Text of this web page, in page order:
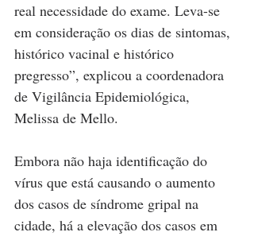
real necessidade do exame. Leva-se
em consideração os dias de sintomas,
histórico vacinal e histórico
pregresso”, explicou a coordenadora
de Vigilância Epidemiológica,
Melissa de Mello.
Embora não haja identificação do
vírus que está causando o aumento
dos casos de síndrome gripal na
cidade, há a elevação dos casos em